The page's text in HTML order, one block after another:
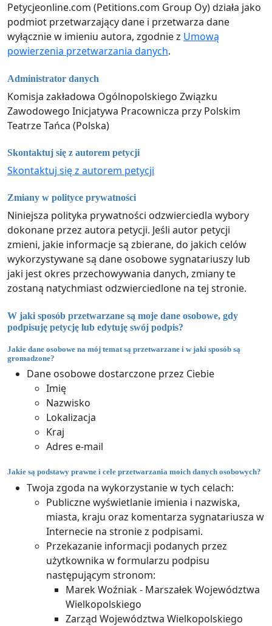
Petycjeonline.com (Petitions.com Group Oy) działa jako
podmiot przetwarzający dane i przetwarza dane
wyłącznie w imieniu autora, zgodnie z Umową
powierzenia przetwarzania danych.
Administrator danych
Komisja zakładowa Ogólnopolskiego Związku
Zawodowego Inicjatywa Pracownicza przy Polskim
Teatrze Tańca (Polska)
Skontaktuj się z autorem petycji
Skontaktuj się z autorem petycji
Zmiany w polityce prywatności
Niniejsza polityka prywatności odzwierciedla wybory
dokonane przez autora petycji. Jeśli autor petycji
zmieni, jakie informacje są zbierane, do jakich celów
wykorzystywane są dane osobowe sygnatariuszy lub
jaki jest okres przechowywania danych, zmiany te
zostaną natychmiast odzwierciedlone na tej stronie.
W jaki sposób przetwarzane są moje dane osobowe, gdy
podpisuję petycję lub edytuję swój podpis?
Jakie dane osobowe na mój temat są przetwarzane i w jaki sposób są
gromadzone?
Dane osobowe dostarczone przez Ciebie
Imię
Nazwisko
Lokalizacja
Kraj
Adres e-mail
Jakie są podstawy prawne i cele przetwarzania moich danych osobowych?
Twoja zgoda na wykorzystanie w tych celach:
Publiczne wyświetlanie imienia i nazwiska,
miasta, kraju oraz komentarza sygnatariusza w
Internecie na stronie z podpisami.
Przekazanie informacji podanych przez
użytkownika w formularzu podpisu
następującym stronom:
Marek Woźniak - Marszałek Województwa
Wielkopolskiego
Zarząd Województwa Wielkopolskiego